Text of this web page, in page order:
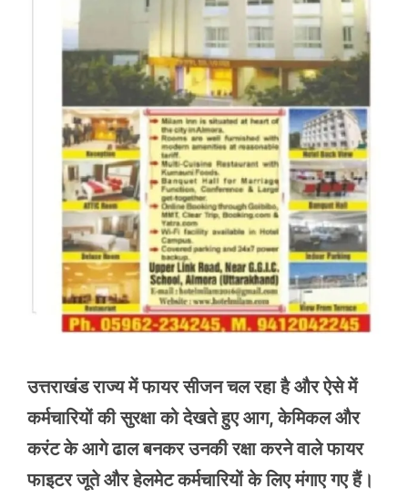
उत्तराखंड राज्य में फायर सीजन चल रहा है और ऐसे में
कर्मचारियों की सुरक्षा को देखते हुए आग, केमिकल और
करंट के आगे ढाल बनकर उनकी रक्षा करने वाले फायर
फाइटर जूते और हेलमेट कर्मचारियों के लिए मंगाए गए हैं।